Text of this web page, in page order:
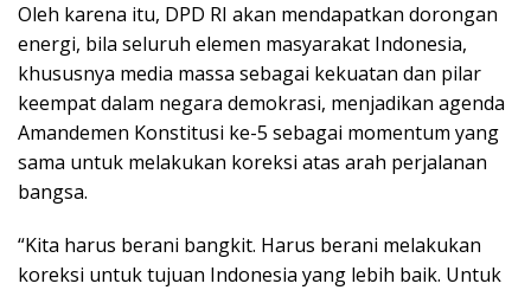
Oleh karena itu, DPD RI akan mendapatkan dorongan
energi, bila seluruh elemen masyarakat Indonesia,
khususnya media massa sebagai kekuatan dan pilar
keempat dalam negara demokrasi, menjadikan agenda
Amandemen Konstitusi ke-5 sebagai momentum yang
sama untuk melakukan koreksi atas arah perjalanan
bangsa.
“Kita harus berani bangkit. Harus berani melakukan
koreksi untuk tujuan Indonesia yang lebih baik. Untuk